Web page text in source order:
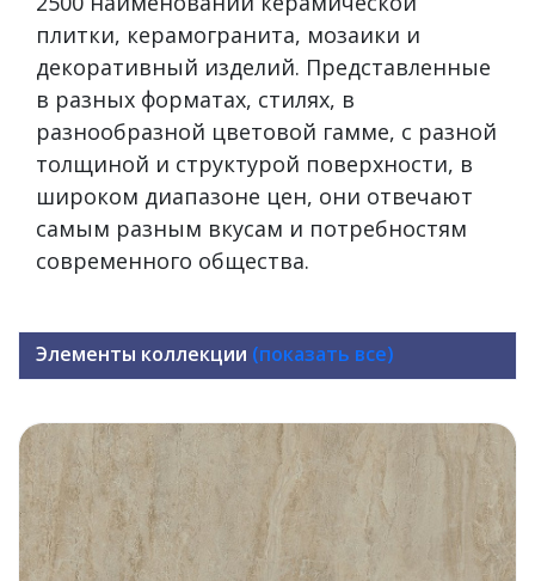
плитки, керамогранита, мозаики и
декоративный изделий. Представленные
в разных форматах, стилях, в
разнообразной цветовой гамме, с разной
толщиной и структурой поверхности, в
широком диапазоне цен, они отвечают
самым разным вкусам и потребностям
современного общества.
Элементы коллекции (показать все)